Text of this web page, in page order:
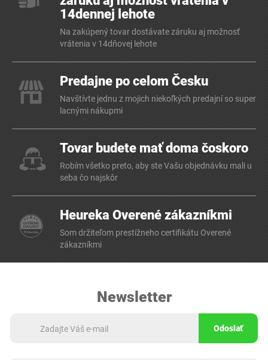
14dennej lehote
Na zakúpený tovar dostávate záruku aj možnosť
vrátenia v 14dňovej lehote
Predajne po celom Česku
Navštívte jednu z mojich niekoľkých predajní so super
lacnými nákupmi
Tovar budete mať doma čoskoro
Robím všetko preto, aby ste Vašu objednávku mali u
seba čo najskôr
Heureka Overené zákazníkmi
Som držiteľom prestížneho certifikátu Overené
zákazníkmi
Newsletter
Odoslať